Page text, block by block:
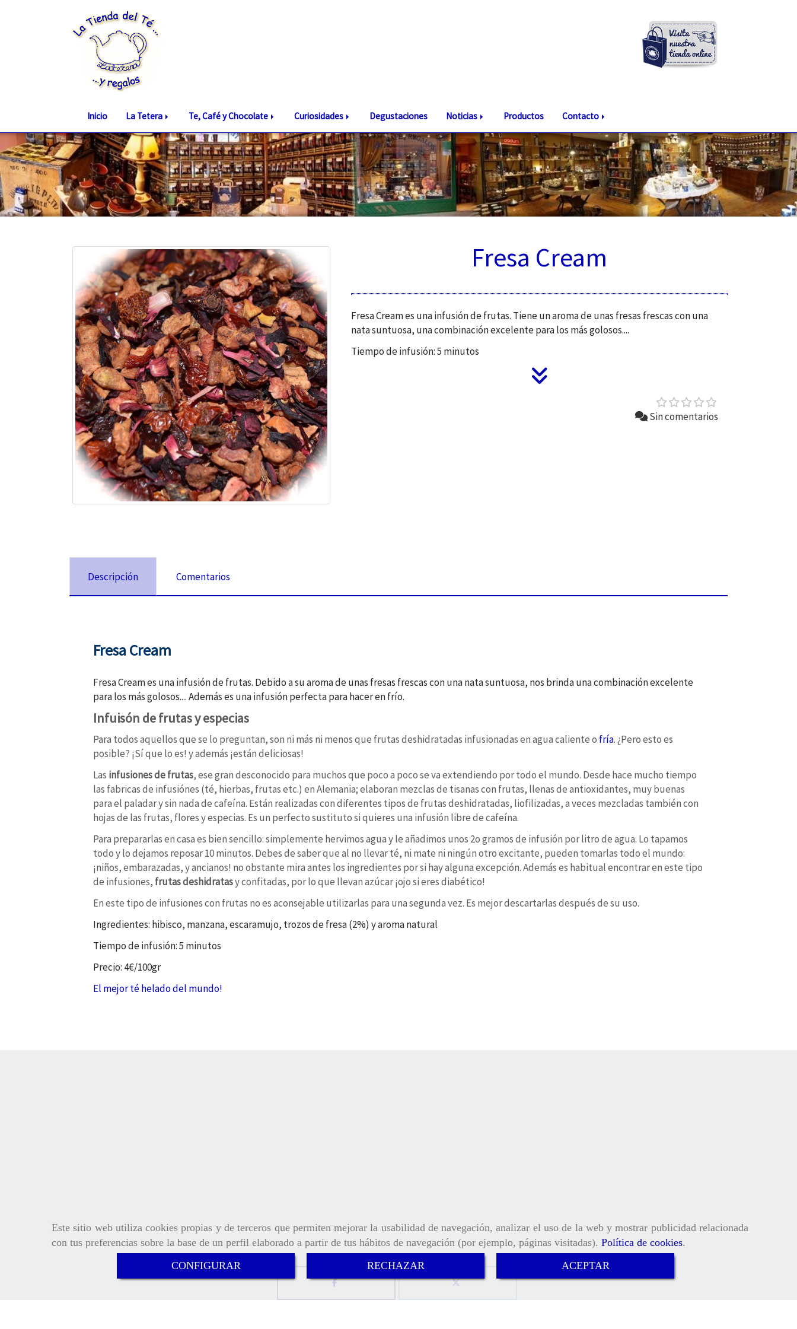
Este sitio web utiliza cookies propias y de terceros que permiten mejorar la usabilidad de navegación, analizar el uso de la web y mostrar publicidad relacionada
con tus preferencias sobre la base de un perfil elaborado a partir de tus hábitos de navegación (por ejemplo, páginas visitadas). Política de cookies.
CONFIGURAR
RECHAZAR ACEPTAR
Inicio La Tetera Te, Café y Chocolate Curiosidades Degustaciones Noticias Productos Contacto
Fresa Cream
Fresa Cream es una infusión de frutas. Tiene un aroma de unas fresas frescas con una
nata suntuosa, una combinación excelente para los más golosos....
Tiempo de infusión: 5 minutos
Sin comentarios
Descripción Comentarios
Fresa Cream
Fresa Cream es una infusión de frutas. Debido a su aroma de unas fresas frescas con una nata suntuosa, nos brinda una combinación excelente
para los más golosos.... Además es una infusión perfecta para hacer en frío.
Infuisón de frutas y especias
Para todos aquellos que se lo preguntan, son ni más ni menos que frutas deshidratadas infusionadas en agua caliente o fría. ¿Pero esto es
posible? ¡Sí que lo es! y además ¡están deliciosas!
Las infusiones de frutas, ese gran desconocido para muchos que poco a poco se va extendiendo por todo el mundo. Desde hace mucho tiempo
las fabricas de infusiónes (té, hierbas, frutas etc.) en Alemania; elaboran mezclas de tisanas con frutas, llenas de antioxidantes, muy buenas
para el paladar y sin nada de cafeína. Están realizadas con diferentes tipos de frutas deshidratadas, liofilizadas, a veces mezcladas también con
hojas de las frutas, flores y especias. Es un perfecto sustituto si quieres una infusión libre de cafeína.
Para prepararlas en casa es bien sencillo: simplemente hervimos agua y le añadimos unos 2o gramos de infusión por litro de agua. Lo tapamos
todo y lo dejamos reposar 10 minutos. Debes de saber que al no llevar té, ni mate ni ningún otro excitante, pueden tomarlas todo el mundo:
¡niños, embarazadas, y ancianos! no obstante mira antes los ingredientes por si hay alguna excepción. Además es habitual encontrar en este tipo
de infusiones, frutas deshidratasy confitadas, por lo que llevan azúcar ¡ojo si eres diabético!
En este tipo de infusiones con frutas no es aconsejable utilizarlas para una segunda vez. Es mejor descartarlas después de su uso.
Ingredientes: hibisco, manzana, escaramujo, trozos de fresa (2%) y aroma natural
Tiempo de infusión: 5 minutos
Precio: 4€/100gr
El mejor té helado del mundo!